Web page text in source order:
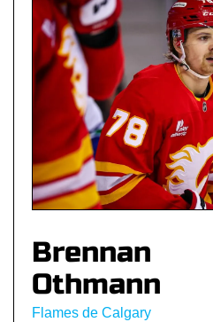
Brennan
Othmann
Flames de Calgary